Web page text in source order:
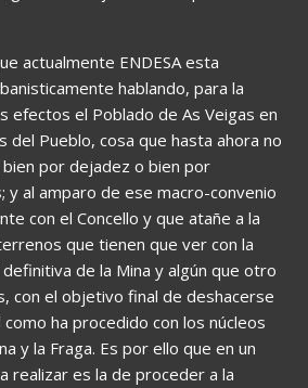
actualmente ENDESA esta
hablando, para la
efectos el Poblado de As Veigas en
del Pueblo, cosa que hasta ahora no
por dejadez o bien por
y al amparo de ese macro-convenio
con el Concello y que atañe a la
que tienen que ver con la
de la Mina y algún que otro
con el objetivo final de deshacerse
ha procedido con los núcleos
y la Fraga. Es por ello que en un
realizar es la de proceder a la